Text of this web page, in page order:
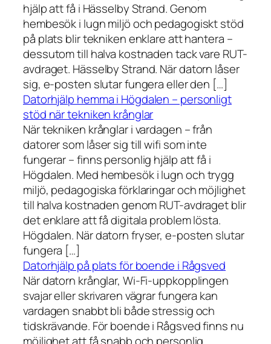
hjälp att få i Hässelby Strand. Genom
hembesök i lugn miljö och pedagogiskt stöd
på plats blir tekniken enklare att hantera –
dessutom till halva kostnaden tack vare RUT-
avdraget. Hässelby Strand. När datorn låser
sig, e-posten slutar fungera eller den […]
Datorhjälp hemma i Högdalen – personligt
stöd när tekniken krånglar
När tekniken krånglar i vardagen – från
datorer som låser sig till wifi som inte
fungerar – finns personlig hjälp att få i
Högdalen. Med hembesök i lugn och trygg
miljö, pedagogiska förklaringar och möjlighet
till halva kostnaden genom RUT-avdraget blir
det enklare att få digitala problem lösta.
Högdalen. När datorn fryser, e-posten slutar
fungera […]
Datorhjälp på plats för boende i Rågsved
När datorn krånglar, Wi-Fi-uppkopplingen
svajar eller skrivaren vägrar fungera kan
vardagen snabbt bli både stressig och
tidskrävande. För boende i Rågsved finns nu